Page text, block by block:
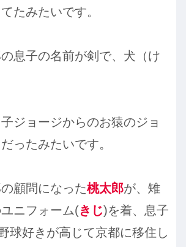
たみたいです。
息子の名前が剣で、犬（け
ジョージからのお猿のジョ
ったみたいです。
顧問になった桃太郎が、雉
ニフォーム(きじ)を着、息子
球好きが高じて京都に移住し